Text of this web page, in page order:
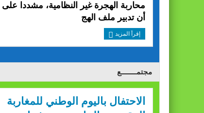
محاربة الهجرة غير النظامية، مشددا على
أن تدبير ملف الهج
إقرأ المزيد
مجتمــــــــع
الاحتفال باليوم الوطني للمغاربة